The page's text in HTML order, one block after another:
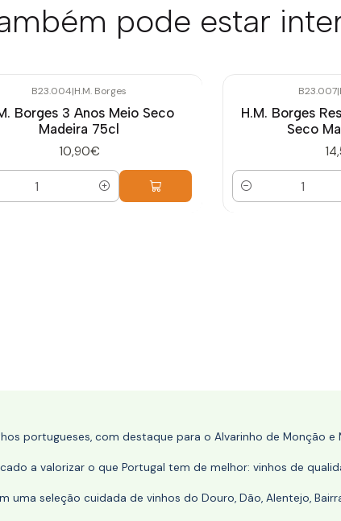
pode estar
B23.004|H.M. Borges
Borges 3 Anos Meio Seco
Madeira 75cl
10,90€
B23.007|
H.M. Borges
Seco
Quantidade
portugueses, com destaque para o Alvarinho de Monção
a valorizar o que Portugal tem de melhor: vinhos de
seleção cuidada de vinhos do Douro, Dão, Alentejo,